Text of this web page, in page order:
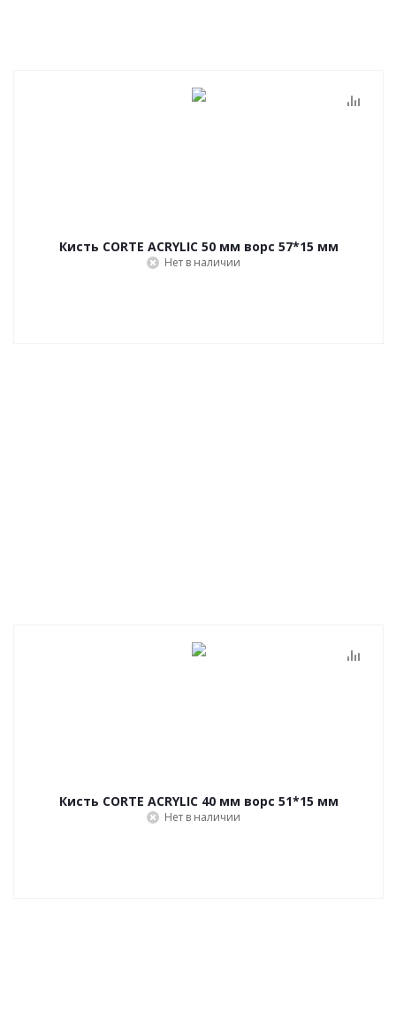
Кисть CORTE ACRYLIC 50 мм ворс 57*15 мм
Нет в наличии
Кисть CORTE ACRYLIC 40 мм ворс 51*15 мм
Нет в наличии